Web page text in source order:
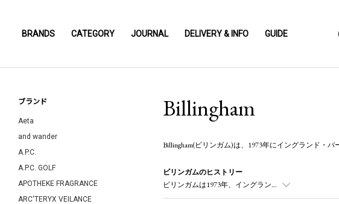
BRANDS CATEGORY JOURNAL DELIVERY & INFO GUIDE
ブランド
Aeta
and wander
A.P.C.
A.P.C. GOLF
APOTHEKE FRAGRANCE
ARC'TERYX VEILANCE
Billingham
Billingham(ビリンガム)は、1973年にイングランド・
ビリンガムのヒストリー
ビリンガムは1973年、イングラン...